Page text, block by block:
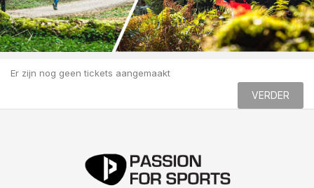
Er zijn nog geen tickets aangemaakt
VERDER